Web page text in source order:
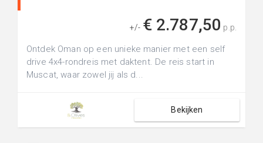
+/- € 2.787,50 p.p.
Ontdek Oman op een unieke manier met een self
drive 4x4-rondreis met daktent. De reis start in
Muscat, waar zowel jij als d...
Bekijken